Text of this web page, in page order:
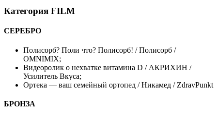
Категория FILM
СЕРЕБРО
Полисорб? Поли что? Полисорб! / Полисорб /
OMNIMIX;
Видеоролик о нехватке витамина D / АКРИХИН /
Усилитель Вкуса;
Ортека — ваш семейный ортопед / Никамед / ZdravPunkt
БРОНЗА